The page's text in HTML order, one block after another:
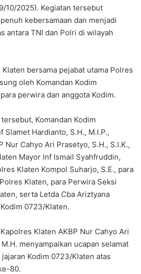
10/2025). Kegiatan tersebut
kebersamaan dan menjadi
antara TNI dan Polri di wilayah
bersama pejabat utama Polres
oleh Komandan Kodim
perwira dan anggota Kodim.
Komandan Kodim
Hardianto, S.H., M.I.P.,
Nur Cahyo Ari Prasetyo, S.H., S.I.K.,
Mayor Inf Ismail Syahfruddin,
Klaten Kompol Suharjo, S.E., para
Klaten, para Perwira Seksi
serta Letda Cba Ariztyana
0723/Klaten.
Klaten AKBP Nur Cahyo Ari
menyampaikan ucapan selamat
Kodim 0723/Klaten atas
80.